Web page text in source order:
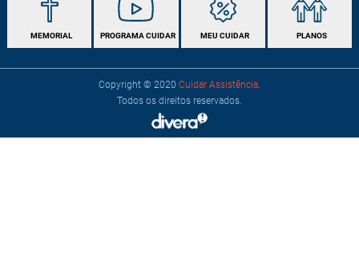
MEMORIAL PROGRAMACUIDAR MEU CUIDAR PLANOS
Copyright © 2020 Cuidar Assistência.
Todos os direitos reservados.